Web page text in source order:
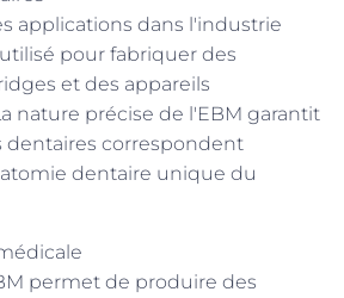
applications dans l'industrie
pour fabriquer des
et des appareils
nature précise de l'EBM garantit
dentaires correspondent
dentaire unique du
permet de produire des